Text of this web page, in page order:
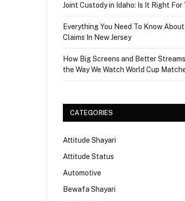
Joint Custody in Idaho: Is It Right For
Everything You Need To Know
Claims In New Jersey
How Big Screens and Better
the Way We Watch World Cup
CATEGORIES
Attitude Shayari
Attitude Status
Automotive
Bewafa Shayari